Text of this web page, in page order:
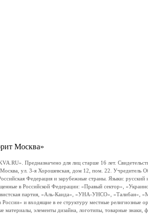
Москва»
Предназначено для лиц старше 16 лет.
ул. 3-я Хорошевская, дом 12, пом. 22.
Федерация и зарубежные страны. Языки:
в Российской Федерации: «Правый сектор»,
партия, «Аль-Каида», «УНА-УНСО», «Талибан»,
и входящие в ее структуру местные религиозные
материалы, элементы дизайна, логотипы, товарные